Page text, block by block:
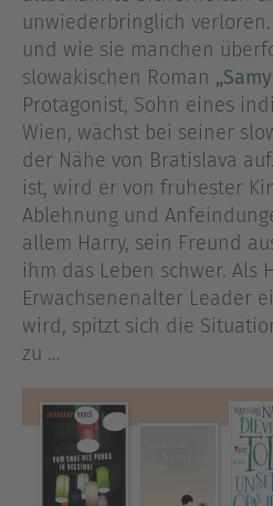
unwiederbringlich
und wie sie manchen
slowakischen Roman
Protagonist, Sohn eines
Wien, wächst bei seiner
der Nähe von Bratislava
ist, wird er von frühester
Ablehnung und
allem Harry, sein Freund
ihm das Leben schwer. Als
Erwachsenenalter Leader
wird, spitzt sich die
zu …